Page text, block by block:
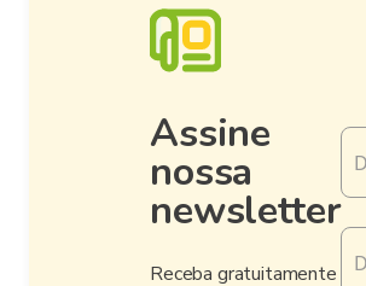
Assine
nossa
newsletter
Receba gratuitamente